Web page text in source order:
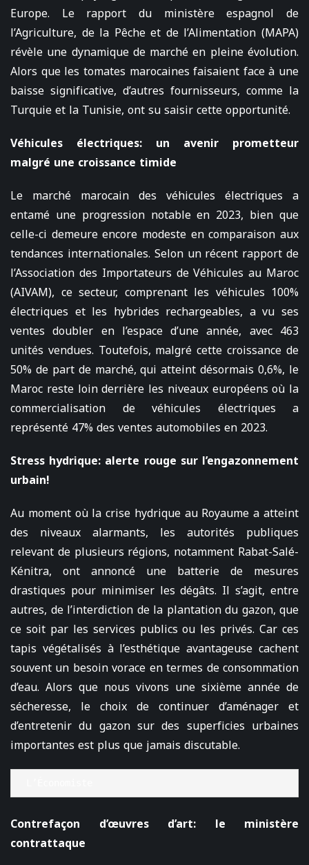
Europe. Le rapport du ministère espagnol de
l’Agriculture, de la Pêche et de l’Alimentation (MAPA)
révèle une dynamique de marché en pleine évolution.
Alors que les tomates marocaines faisaient face à une
baisse significative, d’autres fournisseurs, comme la
Turquie et la Tunisie, ont su saisir cette opportunité.
Véhicules électriques: un avenir prometteur
malgré une croissance timide
Le marché marocain des véhicules électriques a
entamé une progression notable en 2023, bien que
celle-ci demeure encore modeste en comparaison aux
tendances internationales. Selon un récent rapport de
l’Association des Importateurs de Véhicules au Maroc
(AIVAM), ce secteur, comprenant les véhicules 100%
électriques et les hybrides rechargeables, a vu ses
ventes doubler en l’espace d’une année, avec 463
unités vendues. Toutefois, malgré cette croissance de
50% de part de marché, qui atteint désormais 0,6%, le
Maroc reste loin derrière les niveaux européens où la
commercialisation de véhicules électriques a
représenté 47% des ventes automobiles en 2023.
Stress hydrique: alerte rouge sur l’engazonnement
urbain!
Au moment où la crise hydrique au Royaume a atteint
des niveaux alarmants, les autorités publiques
relevant de plusieurs régions, notamment Rabat-Salé-
Kénitra, ont annoncé une batterie de mesures
drastiques pour minimiser les dégâts. Il s’agit, entre
autres, de l’interdiction de la plantation du gazon, que
ce soit par les services publics ou les privés. Car ces
tapis végétalisés à l’esthétique avantageuse cachent
souvent un besoin vorace en termes de consommation
d’eau. Alors que nous vivons une sixième année de
sécheresse, le choix de continuer d’aménager et
d’entretenir du gazon sur des superficies urbaines
importantes est plus que jamais discutable.
Contrefaçon d’œuvres d’art: le ministère
contrattaque